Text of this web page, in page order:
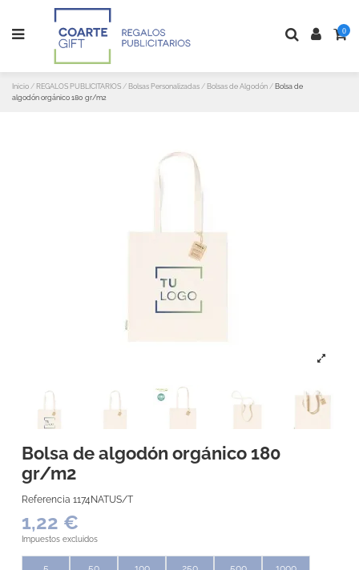
0
Inicio REGALOS PUBLICITARIOS Bolsas Personalizadas Bolsas de Algodón
Bolsa de
algodón orgánico 180 gr/m2
Bolsa de algodón orgánico 180
gr/m2
Referencia 1174NATUS/T
1,22 €
Impuestos excluidos